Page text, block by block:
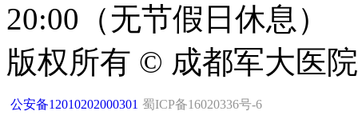
20:00（无节假日休息）
版权所有 © 成都军大医
公安备12010202000301 蜀ICP备16020336号-6